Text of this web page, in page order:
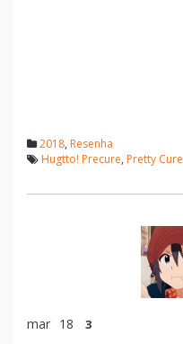
2018, Resenha
Hugtto! Precure, Pretty Cure
mar 18 3